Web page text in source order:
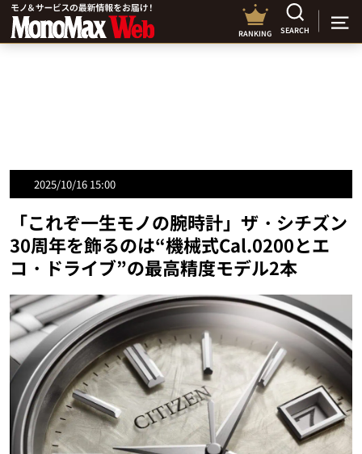
RANKING SEARCH
2025/10/16 15:00
「これぞ一生モノの腕時計」ザ・シチズン
30周年を飾るのは“機械式Cal.0200とエ
コ・ドライブ”の最高精度モデル2本